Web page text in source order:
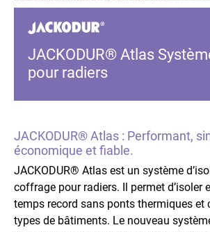
JACKODUR® Atlas
pour radiers
JACKODUR® Atlas : Performant,
économique et fiable.
JACKODUR® Atlas est un système
coffrage pour radiers. Il permet d’isoler
temps record sans ponts thermiques et
types de bâtiments. Le nouveau